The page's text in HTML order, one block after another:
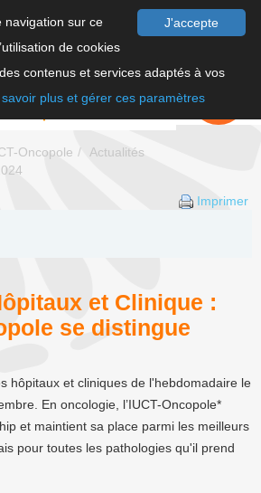
J'accepte
navigation sur ce
de cookies
contenus et services adaptés à vos
savoir plus et gérer ces paramètres
FAIRE UN
DON
Oncopole
Actualités
Imprimer
et Clinique :
se distingue
hôpitaux et cliniques de l'hebdomadaire le
En oncologie, l’IUCT-Oncopole*
et maintient sa place parmi les meilleurs
pour toutes les pathologies qu'il prend